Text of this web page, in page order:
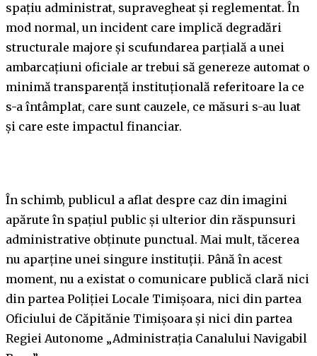
spațiu administrat, supravegheat și reglementat. În
mod normal, un incident care implică degradări
structurale majore și scufundarea parțială a unei
ambarcațiuni oficiale ar trebui să genereze automat o
minimă transparență instituțională referitoare la ce
s-a întâmplat, care sunt cauzele, ce măsuri s-au luat
și care este impactul financiar.
În schimb, publicul a aflat despre caz din imagini
apărute în spațiul public și ulterior din răspunsuri
administrative obținute punctual. Mai mult, tăcerea
nu aparține unei singure instituții. Până în acest
moment, nu a existat o comunicare publică clară nici
din partea Poliției Locale Timișoara, nici din partea
Oficiului de Căpitănie Timișoara și nici din partea
Regiei Autonome „Administrația Canalului Navigabil